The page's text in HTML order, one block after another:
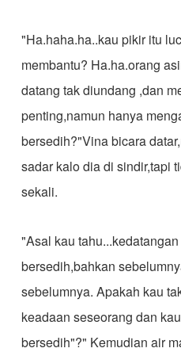
"Ha.haha.ha..kau pikir itu
membantu? Ha.ha.orang
datang tak diundang ,dan
penting,namun hanya
bersedih?"Vina bicara
sadar kalo dia di sindir,tapi
sekali.
"Asal kau
bersedih,bahkan
sebelumnya. Apakah kau
keadaan seseorang dan
bersedih"?" Kemudian air